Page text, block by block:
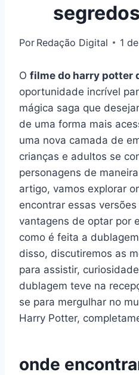
Por Redação Digital 1
O filme do harry potter
oportunidade incrível
mágica saga que
de uma forma mais
uma nova camada de
crianças e adultos se
personagens de
artigo, vamos explorar
encontrar essas
vantagens de optar por
como é feita a
disso, discutiremos as
para assistir,
dublagem teve na
se para mergulhar no
Harry Potter,
onde